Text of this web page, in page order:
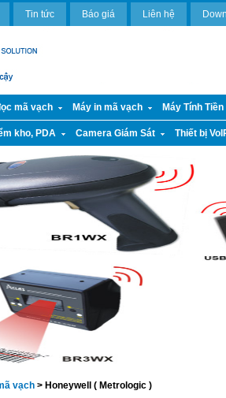
Tin tức Báo giá Liên hệ
mã vạch Máy in mã vạch Máy Tính
kho, PDA Camera Giám Sát Thiết bị
vạch > Honeywell ( Metrologic )